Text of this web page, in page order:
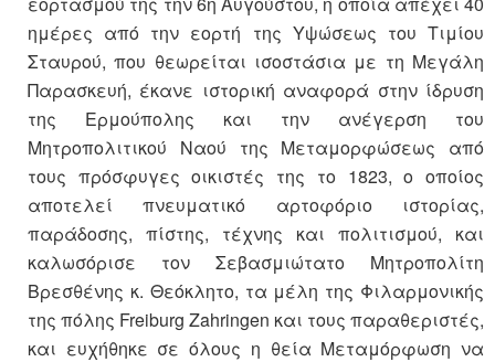
ημέρες από την εορτή της Υψώσεως του Τιμίου
Σταυρού, που θεωρείται ισοστάσια με τη Μεγάλη
Παρασκευή, έκανε ιστορική αναφορά στην ίδρυση
της Ερμούπολης και την ανέγερση του
Μητροπολιτικού Ναού της Μεταμορφώσεως από
τους πρόσφυγες οικιστές της το 1823, ο οποίος
αποτελεί πνευματικό αρτοφόριο ιστορίας,
παράδοσης, πίστης, τέχνης και πολιτισμού, και
καλωσόρισε τον Σεβασμιώτατο Μητροπολίτη
Βρεσθένης κ. Θεόκλητο, τα μέλη της Φιλαρμονικής
της πόλης Freiburg Zahringen και τους παραθεριστές,
και ευχήθηκε σε όλους η θεία Μεταμόρφωση να